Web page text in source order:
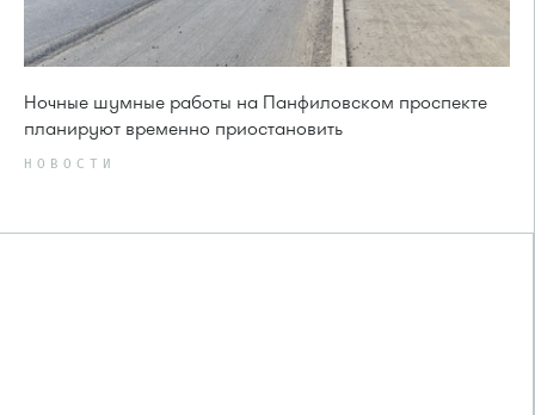
Ночные шумные работы на Панфиловском проспекте
планируют временно приостановить
НОВОСТИ